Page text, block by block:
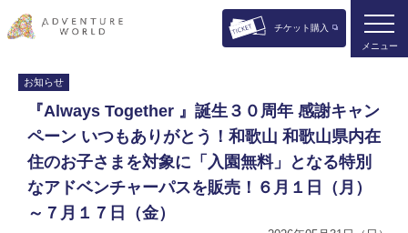
チケット購入
メニュー
お知らせ
『Always Together 』誕生３０周年 感謝キャン
ペーン いつもありがとう！和歌山 和歌山県内在
住のお子さまを対象に「入園無料」となる特別
なアドベンチャーパスを販売！６月１日（月）
～７月１７日（金）